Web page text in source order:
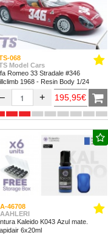
068
Model Cars
Romeo 33 Stradale #346
1968 - Resin Body 1/24
– + 195,95€
46708
Kaleido K043 Azul mate.
6x20ml